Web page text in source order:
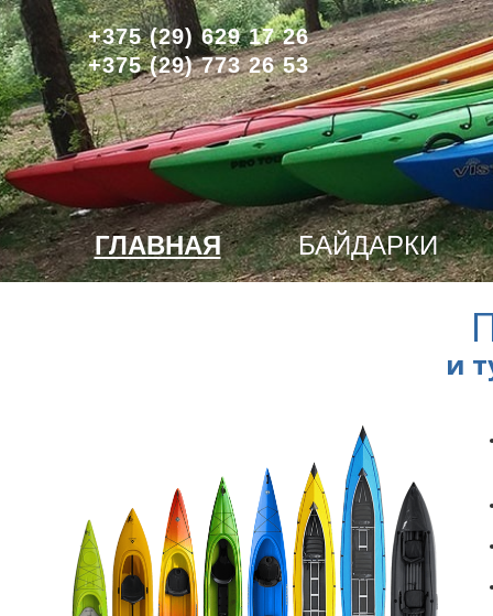
ГЛАВНАЯ БАЙДАРКИ
+375 (29) 629 17 26
+375 (29) 773 26 53
и